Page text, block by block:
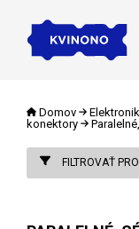
Domov
konektory
FILTROVAŤ